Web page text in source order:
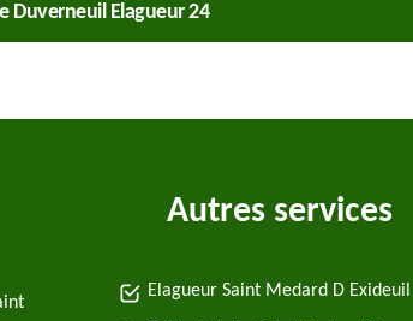
Duverneuil Elagueur 24
Autres services
Elagueur Saint Medard D Exideuil